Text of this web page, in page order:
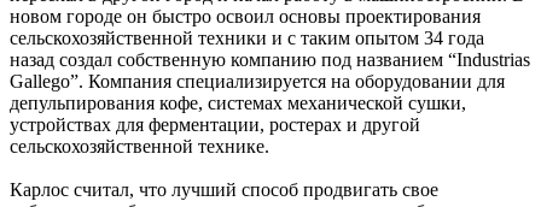
новом городе он быстро освоил основы проектирования
сельскохозяйственной техники и с таким опытом 34 года
назад создал собственную компанию под названием “Industrias
Gallego”. Компания специализируется на оборудовании для
депульпирования кофе, системах механической сушки,
устройствах для ферментации, ростерах и другой
сельскохозяйственной технике.
Карлос считал, что лучший способ продвигать свое